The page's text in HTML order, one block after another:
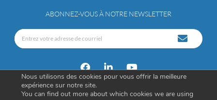
ABONNEZ-VOUS À NOTRE NEWSLETTER
Nous utilisons des cookies pour vous offrir la meilleure
expérience sur notre site.
You can find out more about which cookies we are using